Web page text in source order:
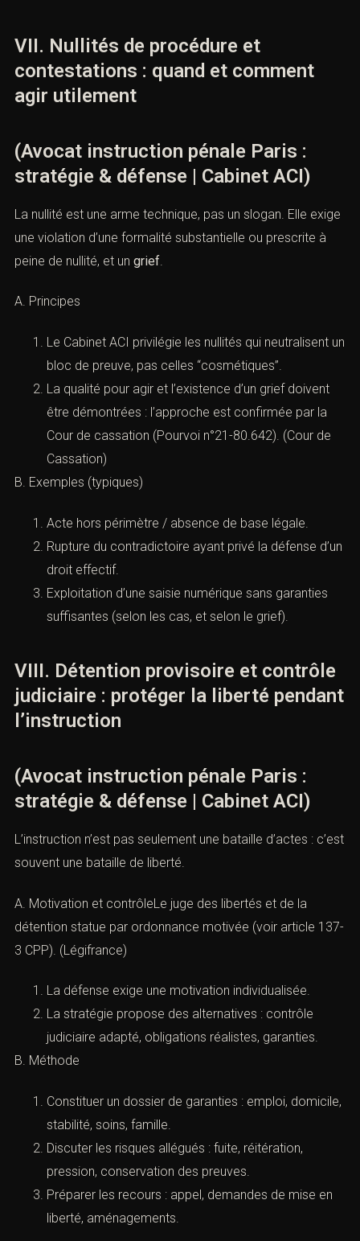
VII. Nullités de procédure et
contestations : quand et comment
agir utilement
(Avocat instruction pénale Paris :
stratégie & défense | Cabinet ACI)
La nullité est une arme technique, pas un slogan. Elle exige
une violation d’une formalité substantielle ou prescrite à
peine de nullité, et un grief.
A. Principes
Le Cabinet ACI privilégie les nullités qui neutralisent un
bloc de preuve, pas celles “cosmétiques”.
La qualité pour agir et l’existence d’un grief doivent
être démontrées : l’approche est confirmée par la
Cour de cassation (Pourvoi n°21-80.642). (Cour de
Cassation)
B. Exemples (typiques)
Acte hors périmètre / absence de base légale.
Rupture du contradictoire ayant privé la défense d’un
droit effectif.
Exploitation d’une saisie numérique sans garanties
suffisantes (selon les cas, et selon le grief).
VIII. Détention provisoire et contrôle
judiciaire : protéger la liberté pendant
l’instruction
(Avocat instruction pénale Paris :
stratégie & défense | Cabinet ACI)
L’instruction n’est pas seulement une bataille d’actes : c’est
souvent une bataille de liberté.
A. Motivation et contrôleLe juge des libertés et de la
détention statue par ordonnance motivée (voir article 137-
3 CPP). (Légifrance)
La défense exige une motivation individualisée.
La stratégie propose des alternatives : contrôle
judiciaire adapté, obligations réalistes, garanties.
B. Méthode
Constituer un dossier de garanties : emploi, domicile,
stabilité, soins, famille.
Discuter les risques allégués : fuite, réitération,
pression, conservation des preuves.
Préparer les recours : appel, demandes de mise en
liberté, aménagements.